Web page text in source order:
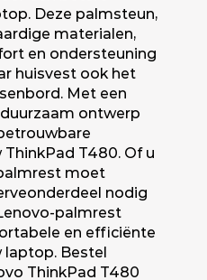
Deze palmsteun,
materialen,
en ondersteuning
huisvest ook het
Met een
ontwerp
T480. Of u
moet
nodig
palmrest
en efficiënte
Bestel
ThinkPad T480